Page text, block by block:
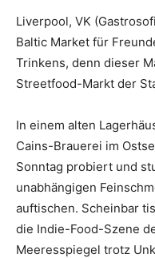
Liverpool, VK
Baltic Market für
Trinkens, denn dieser
Streetfood-Markt der
In einem alten
Cains-Brauerei im
Sonntag probiert und
unabhängigen
auftischen. Scheinbar
die Indie-Food-Szene
Meeresspiegel trotz